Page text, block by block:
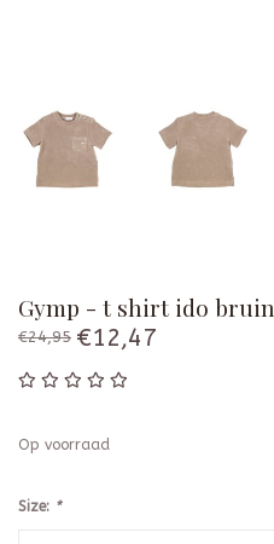
Gymp - t shirt ido bruin
€24,95 €12,47
Op voorraad
Size: *